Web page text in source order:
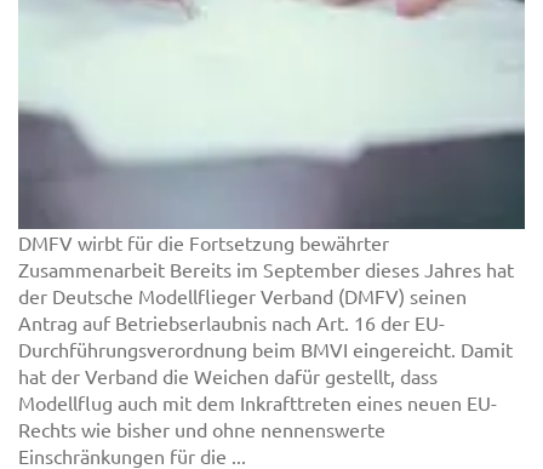
DMFV wirbt für die Fortsetzung bewährter
Zusammenarbeit Bereits im September dieses Jahres hat
der Deutsche Modellflieger Verband (DMFV) seinen
Antrag auf Betriebserlaubnis nach Art. 16 der EU-
Durchführungsverordnung beim BMVI eingereicht. Damit
hat der Verband die Weichen dafür gestellt, dass
Modellflug auch mit dem Inkrafttreten eines neuen EU-
Rechts wie bisher und ohne nennenswerte
Einschränkungen für die ...